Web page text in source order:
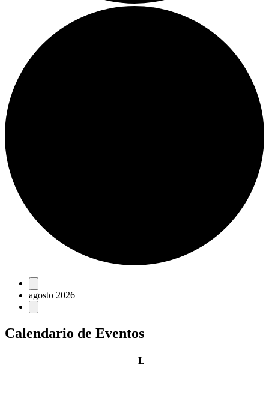
Eventos
agosto 2026
Calendario de Eventos
Llunes